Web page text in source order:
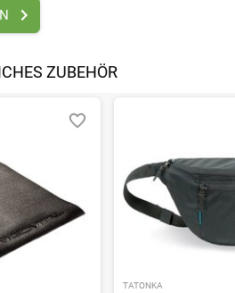
ZUBEHÖR
TATONKA